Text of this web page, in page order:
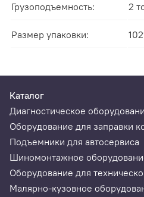
Грузоподъемность: 2
Размер упаковки:
Каталог
Диагностическое
Оборудование для заправки
Подъемники для автосервиса
Шиномонтажное
Оборудование для
Малярно-кузовное